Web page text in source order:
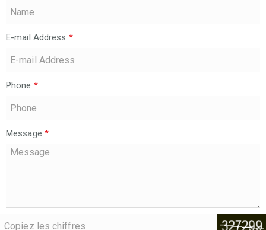
E-mail Address *
Phone *
Message *